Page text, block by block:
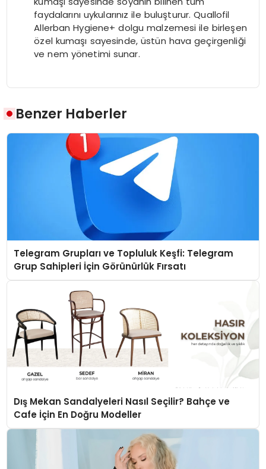
faydalarını uykularınız ile buluşturur. Quallofil
Allerban Hygiene+ dolgu malzemesi ile birleşen
özel kumaşı sayesinde, üstün hava geçirgenliği
ve nem yönetimi sunar.
Benzer Haberler
Telegram Grupları ve Topluluk Keşfi: Telegram
Grup Sahipleri İçin Görünürlük Fırsatı
Dış Mekan Sandalyeleri Nasıl Seçilir? Bahçe ve
Cafe İçin En Doğru Modeller